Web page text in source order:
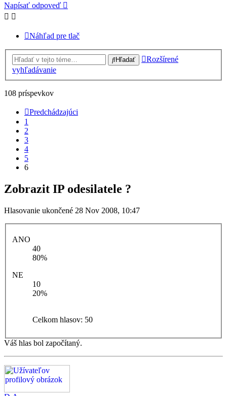
Napísať odpoveď
Náhľad pre tlač
Hľadať
Rozšírené
vyhľadávanie
108 príspevkov
Predchádzajúci
1
2
3
4
5
6
Zobrazit IP odesilatele ?
Hlasovanie ukončené 28 Nov 2008, 10:47
ANO
40
80%
NE
10
20%
Celkom hlasov: 50
Váš hlas bol započítaný.